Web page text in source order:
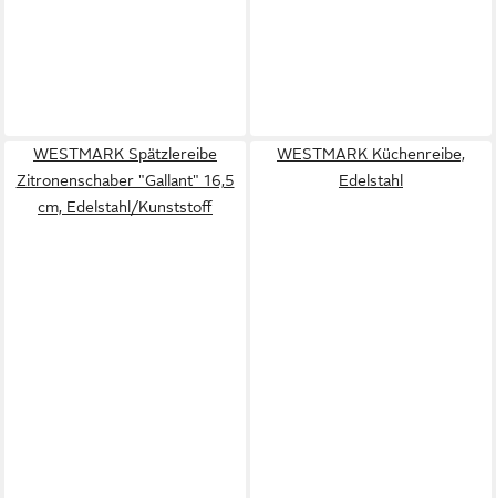
WESTMARK Spätzlereibe
Zitronenschaber "Gallant" 16,5
cm, Edelstahl/Kunststoff
WESTMARK Küchenreibe,
Edelstahl